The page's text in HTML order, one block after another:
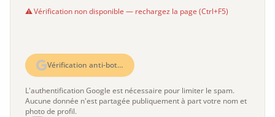
Vérification non disponible — rechargez la page (Ctrl+F5)
Vérification anti-bot…
L'authentification Google est nécessaire pour limiter le spam.
Aucune donnée n'est partagée publiquement à part votre nom et
photo de profil.